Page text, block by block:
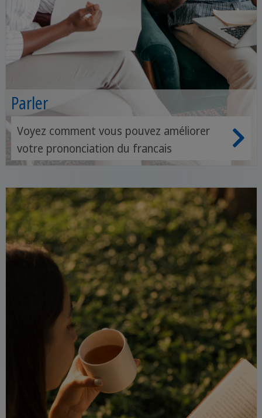
Parler
Voyez comment vous pouvez améliorer
votre prononciation du francais